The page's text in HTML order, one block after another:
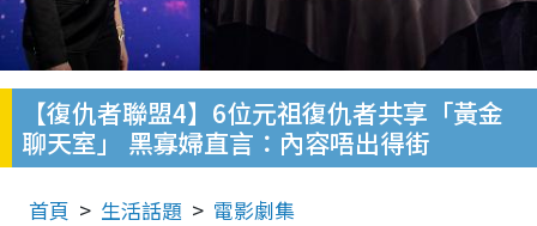
【復仇者聯盟4】6位元祖復仇者共享「黃金
聊天室」 黑寡婦直言：內容唔出得街
首頁 生活話題 電影劇集